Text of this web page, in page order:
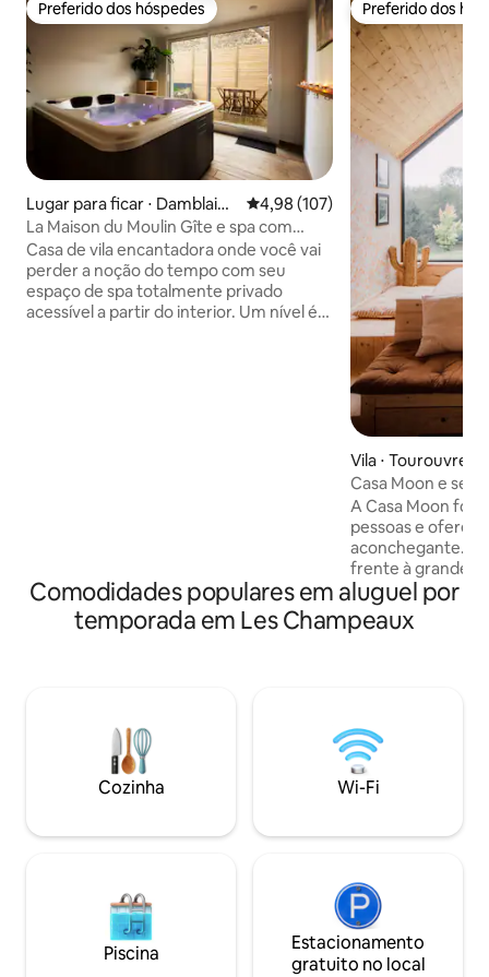
Preferido dos hóspedes
Preferido dos hóspedes
Lugar para ficar ⋅ Damblainv
ille
4,98 de uma avaliação média de
4,98 (107)
La Maison du Moulin Gîte e spa com
banho turco privativo
Casa de vila encantadora onde você vai
perder a noção do tempo com seu
espaço de spa totalmente privado
acessível a partir do interior. Um nível é
Preferido dos
Preferido dos
Vila ⋅ Tourouvre
Casa Moon e seu
A Casa Moon foi
pessoas e
aconchegante. A
frente à grande
proporciona um
Aconchegante,
charme, ela tem
a um banho
toques
localizado no
sublime
Comodidades populares em aluguel por
temporada em Les Champeaux
Cozinha Wi-Fi
Piscina
Estacionamento
gratuito no local